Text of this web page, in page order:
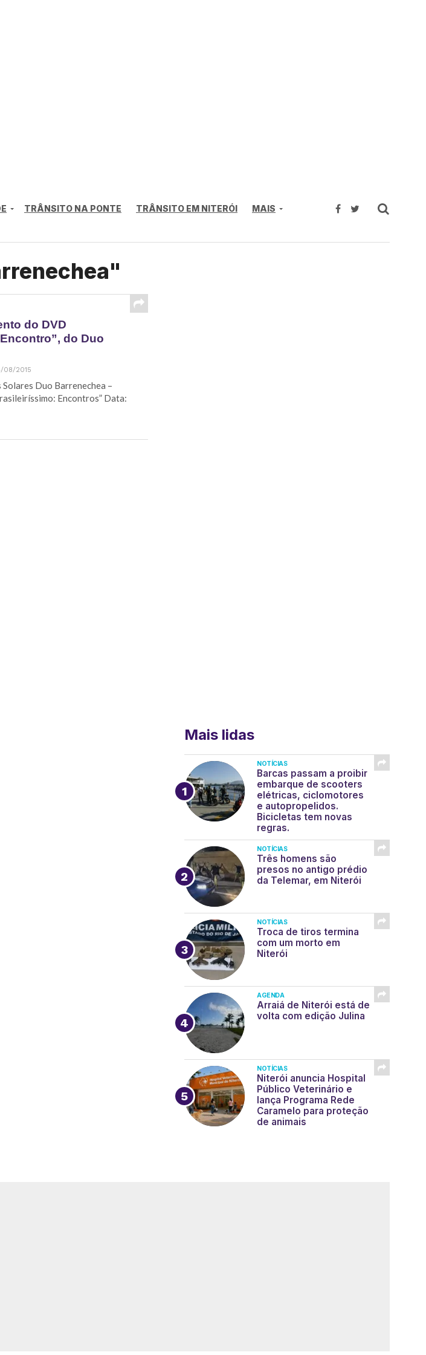
TRÂNSITO NA PONTE TRÂNSITO EM NITERÓI MAIS
do DVD
do Duo
08/2015
Duo Barrenechea –
Encontros” Data:
Mais lidas
NOTÍCIAS
Barcas passam a proibir
embarque de scooters
elétricas, ciclomotores
e autopropelidos.
Bicicletas tem novas
regras.
NOTÍCIAS
Três homens são
presos no antigo prédio
da Telemar, em Niterói
NOTÍCIAS
Troca de tiros termina
com um morto em
Niterói
AGENDA
Arraiá de Niterói está de
volta com edição Julina
NOTÍCIAS
Niterói anuncia Hospital
Público Veterinário e
lança Programa Rede
Caramelo para proteção
de animais